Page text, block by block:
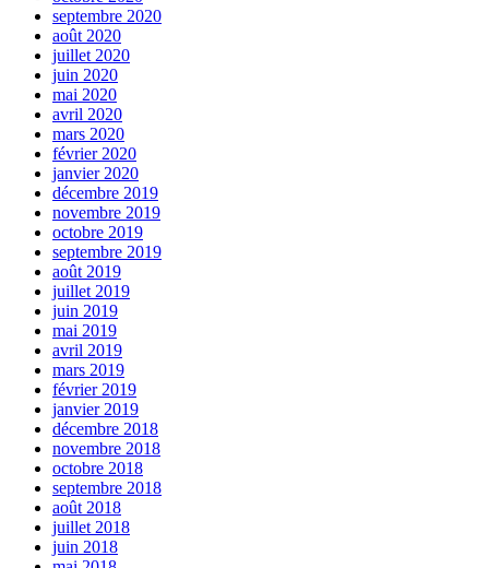
septembre 2020
août 2020
juillet 2020
juin 2020
mai 2020
avril 2020
mars 2020
février 2020
janvier 2020
décembre 2019
novembre 2019
octobre 2019
septembre 2019
août 2019
juillet 2019
juin 2019
mai 2019
avril 2019
mars 2019
février 2019
janvier 2019
décembre 2018
novembre 2018
octobre 2018
septembre 2018
août 2018
juillet 2018
juin 2018